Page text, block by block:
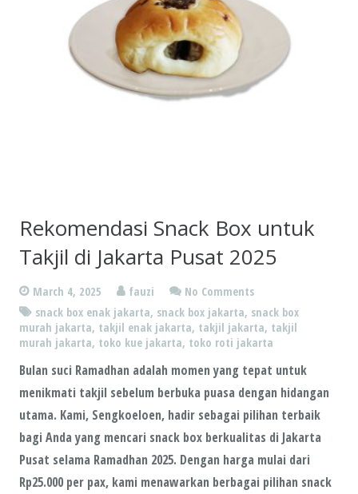
Rekomendasi Snack Box untuk
Takjil di Jakarta Pusat 2025
March 4, 2025 fauzi
No Comments
snack box enak jakarta, snack box jakarta, snack box
murah jakarta, takjil enak jakarta, takjil jakarta, takjil
murah jakarta, toko kue jakarta, toko roti jakarta
Bulan suci Ramadhan adalah momen yang tepat untuk
menikmati takjil sebelum berbuka puasa dengan hidangan
utama. Kami, Sengkoeloen, hadir sebagai pilihan terbaik
bagi Anda yang mencari snack box berkualitas di Jakarta
Pusat selama Ramadhan 2025. Dengan harga mulai dari
Rp25.000 per pax, kami menawarkan berbagai pilihan snack